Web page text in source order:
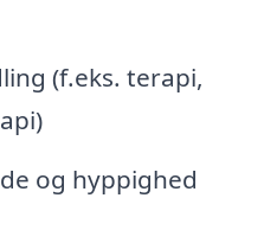
(f.eks. terapi,
og hyppighed